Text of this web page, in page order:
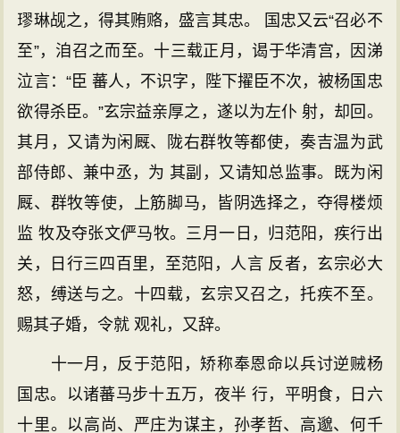
璆琳觇之，得其贿赂，盛言其忠。 国忠又云“召必不
至”，洎召之而至。十三载正月，谒于华清宫，因涕
泣言：“臣 蕃人，不识字，陛下擢臣不次，被杨国忠
欲得杀臣。”玄宗益亲厚之，遂以为左仆 射，却回。
其月，又请为闲厩、陇右群牧等都使，奏吉温为武
部侍郎、兼中丞，为 其副，又请知总监事。既为闲
厩、群牧等使，上筋脚马，皆阴选择之，夺得楼烦
监 牧及夺张文俨马牧。三月一日，归范阳，疾行出
关，日行三四百里，至范阳，人言 反者，玄宗必大
怒，缚送与之。十四载，玄宗又召之，托疾不至。
赐其子婚，令就 观礼，又辞。
十一月，反于范阳，矫称奉恩命以兵讨逆贼杨
国忠。以诸蕃马步十五万，夜半 行，平明食，日六
十里。以高尚、严庄为谋主，孙孝哲、高邈、何千